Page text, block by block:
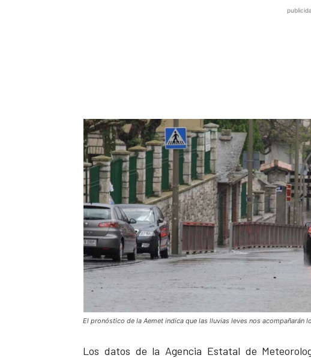
El pronóstico de la Aemet indica que las lluvias leves nos acompañarán
Los datos de la Agencia Estatal de